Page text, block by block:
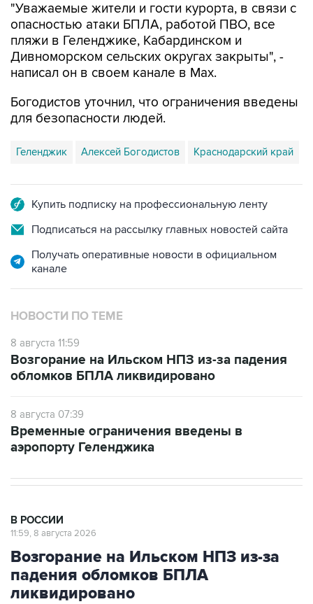
"Уважаемые жители и гости курорта, в связи с
опасностью атаки БПЛА, работой ПВО, все
пляжи в Геленджике, Кабардинском и
Дивноморском сельских округах закрыты", -
написал он в своем канале в Max.
Богодистов уточнил, что ограничения введены
для безопасности людей.
Геленджик Алексей Богодистов Краснодарский край
Купить подписку на профессиональную ленту
Подписаться на рассылку главных новостей сайта
Получать оперативные новости в официальном
канале
НОВОСТИ ПО ТЕМЕ
8 августа 11:59
Возгорание на Ильском НПЗ из-за падения
обломков БПЛА ликвидировано
8 августа 07:39
Временные ограничения введены в
аэропорту Геленджика
В РОССИИ
11:59, 8 августа 2026
Возгорание на Ильском НПЗ из-за
падения обломков БПЛА
ликвидировано